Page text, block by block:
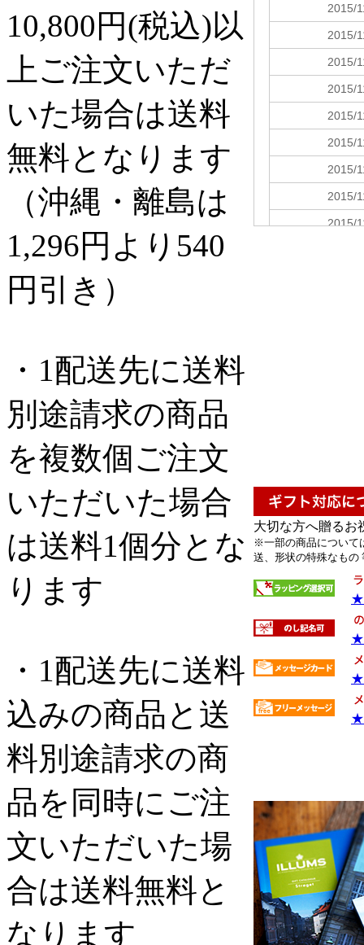
大切な方へ贈るお
※一部の商品について
送、形状の特殊なもの
★
★
★
★
10,800円(税込)以
上ご注文いただ
いた場合は送料
無料となります
（沖縄・離島は
1,296円より540
円引き）
・1配送先に送料
別途請求の商品
を複数個ご注文
いただいた場合
は送料1個分とな
ります
・1配送先に送料
込みの商品と送
料別途請求の商
品を同時にご注
文いただいた場
合は送料無料と
なります